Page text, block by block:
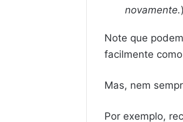
novamente.)
Note que
facilmente como
Mas, nem
Por exemplo,